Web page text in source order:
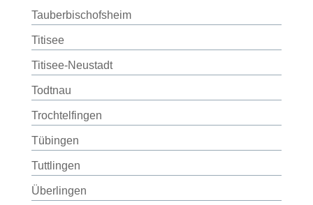
Tauberbischofsheim
Titisee
Titisee-Neustadt
Todtnau
Trochtelfingen
Tübingen
Tuttlingen
Überlingen